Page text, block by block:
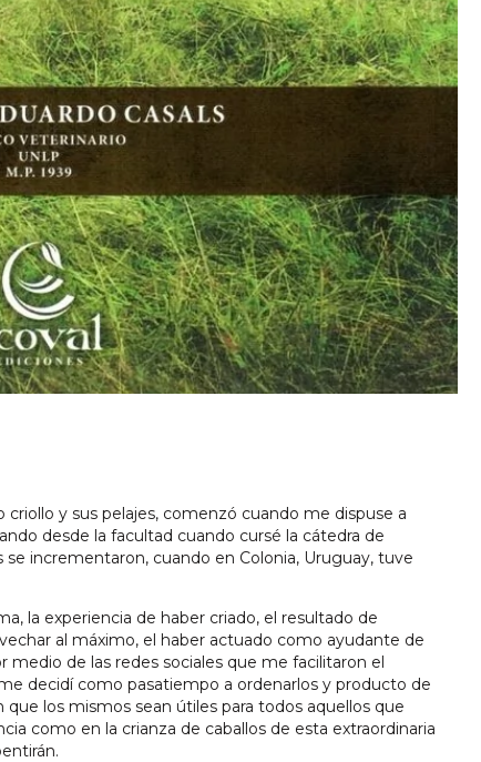
criollo y sus pelajes, comenzó cuando me dispuse a
desde la facultad cuando cursé la cátedra de
incrementaron, cuando en Colonia, Uruguay, tuve
la experiencia de haber criado, el resultado de
al máximo, el haber actuado como ayudante de
de las redes sociales que me facilitaron el
decidí como pasatiempo a ordenarlos y producto de
los mismos sean útiles para todos aquellos que
como en la crianza de caballos de esta extraordinaria